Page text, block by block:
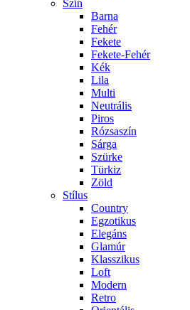
Szín
Barna
Fehér
Fekete
Fekete-Fehér
Kék
Lila
Multi
Neutrális
Piros
Rózsaszín
Sárga
Szürke
Türkiz
Zöld
Stílus
Country
Egzotikus
Elegáns
Glamúr
Klasszikus
Loft
Modern
Retro